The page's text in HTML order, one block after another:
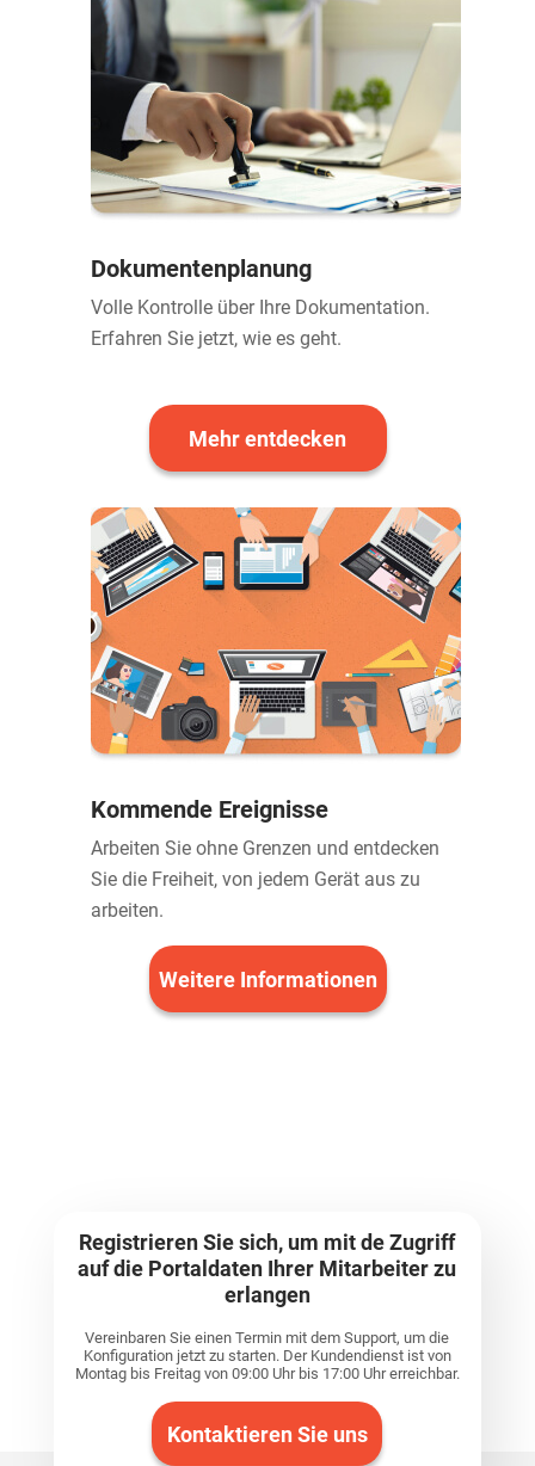
Dokumentenplanung
Volle Kontrolle über Ihre Dokumentation.
Erfahren Sie jetzt, wie es geht.
Mehr entdecken
Kommende Ereignisse
Arbeiten Sie ohne Grenzen und entdecken
Sie die Freiheit, von jedem Gerät aus zu
arbeiten.
Weitere Informationen
Registrieren Sie sich, um mit de Zugriff
auf die Portaldaten Ihrer Mitarbeiter zu
erlangen
Vereinbaren Sie einen Termin mit dem Support, um die
Konfiguration jetzt zu starten. Der Kundendienst ist von
Montag bis Freitag von 09:00 Uhr bis 17:00 Uhr erreichbar.
Kontaktieren Sie uns